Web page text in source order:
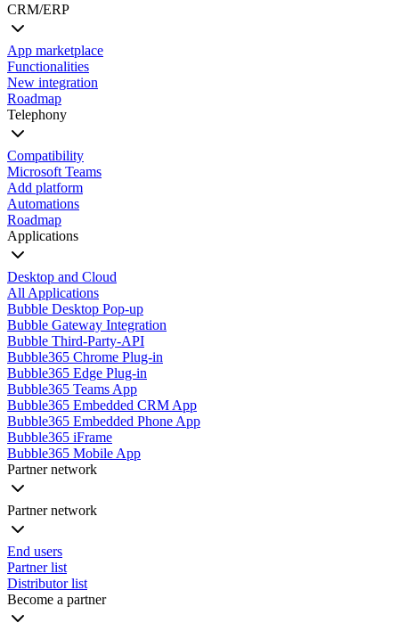
CRM/ERP
App marketplace
Functionalities
New integration
Roadmap
Telephony
Compatibility
Microsoft Teams
Add platform
Automations
Roadmap
Applications
Desktop and Cloud
All Applications
Bubble Desktop Pop-up
Bubble Gateway Integration
Bubble Third-Party-API
Bubble365 Chrome Plug-in
Bubble365 Edge Plug-in
Bubble365 Teams App
Bubble365 Embedded CRM App
Bubble365 Embedded Phone App
Bubble365 iFrame
Bubble365 Mobile App
Partner network
Partner network
End users
Partner list
Distributor list
Become a partner